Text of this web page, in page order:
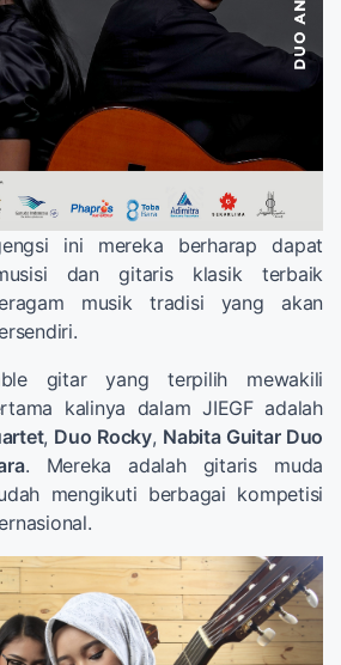
ini mereka berharap dapat
dan gitaris klasik terbaik
musik tradisi yang akan
gitar yang terpilih mewakili
kalinya dalam JIEGF adalah
, Duo Rocky, Nabita Guitar Duo
. Mereka adalah gitaris muda
mengikuti berbagai kompetisi